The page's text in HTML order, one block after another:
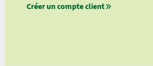
Créer un compte client